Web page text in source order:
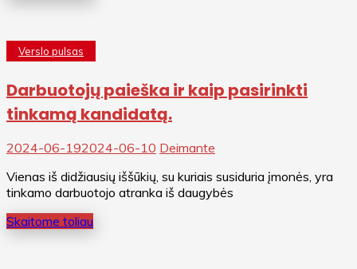
Verslo pulsas
Darbuotojų paieška ir kaip pasirinkti
tinkamą kandidatą.
2024-06-192024-06-10 Deimante
Vienas iš didžiausių iššūkių, su kuriais susiduria įmonės, yra
tinkamo darbuotojo atranka iš daugybės
Skaitome toliau